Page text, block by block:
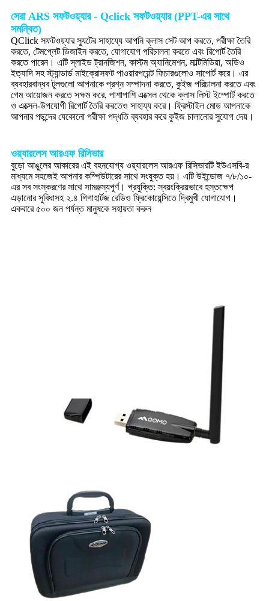
সেরা ARS সফটওয়্যার - Qclick সফটওয়্যার (PPT-এর সাথে
সমন্বিত)
QClick সফটওয়্যার স্যুটের সাহায্যে আপনি ক্লাস সেট আপ করতে, পরীক্ষা তৈরি
করতে, টেমপ্লেট ডিজাইন করতে, যোগাযোগ পরিচালনা করতে এবং রিপোর্ট তৈরি
করতে পারেন। এটি স্লাইড ট্রানজিশন, কাস্টম অ্যানিমেশন, মাল্টিমিডিয়া, অডিও
ইত্যাদি সহ স্ট্যান্ডার্ড মাইক্রোসফট পাওয়ারপয়েন্ট ফিচারগুলোও সাপোর্ট করে। এর
ব্যবহারবান্ধব টুলগুলো আপনাকে প্রশ্ন সম্পাদনা করতে, কুইজ পরিচালনা করতে এবং
গেম আয়োজন করতে সক্ষম করে, পাশাপাশি এক্সেল থেকে ক্লাস লিস্ট ইম্পোর্ট করতে
ও এক্সেল-উপযোগী রিপোর্ট তৈরি করতেও সাহায্য করে। ফ্রিস্টাইল মোড আপনাকে
আপনার পছন্দের যেকোনো পরীক্ষা পদ্ধতি ব্যবহার করে কুইজ চালানোর সুযোগ দেয়।
ওয়্যারলেস আরএফ রিসিভার
বুড়ো আঙুলের আকারের এই বহনযোগ্য ওয়্যারলেস আরএফ রিসিভারটি ইউএসবি-র
মাধ্যমে সহজেই আপনার কম্পিউটারের সাথে সংযুক্ত হয়। এটি উইন্ডোজ ৭/৮/১০-
এর সব সংস্করণের সাথে সামঞ্জস্যপূর্ণ। প্রযুক্তি: স্বয়ংক্রিয়ভাবে হস্তক্ষেপ
এড়ানোর সুবিধাসহ ২.৪ গিগাহার্টজ রেডিও ফ্রিকোয়েন্সিতে দ্বিমুখী যোগাযোগ।
একবারে ৫০০ জন পর্যন্ত মানুষকে সহায়তা করুন